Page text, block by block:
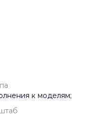
к моделям;